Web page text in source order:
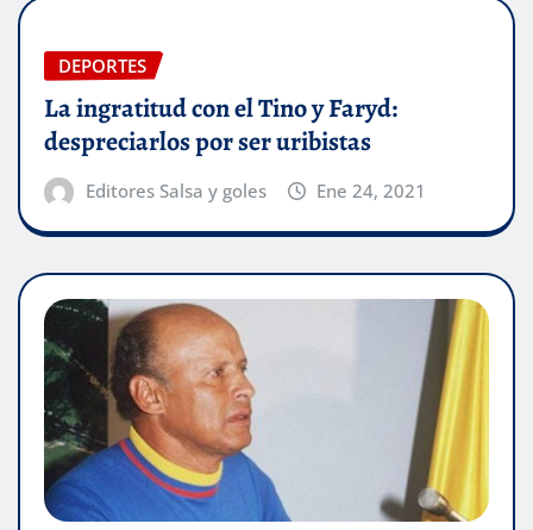
DEPORTES
La ingratitud con el Tino y Faryd:
despreciarlos por ser uribistas
Editores Salsa y goles Ene 24, 2021